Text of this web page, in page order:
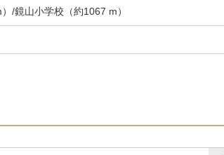
/鏡山小学校（約1067 m）